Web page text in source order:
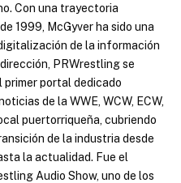
Con una trayectoria
1999, McGyver ha sido una
de la información
PRWrestling se
primer portal dedicado
de la WWE, WCW, ECW,
puertorriqueña, cubriendo
de la industria desde
la actualidad. Fue el
Audio Show, uno de los